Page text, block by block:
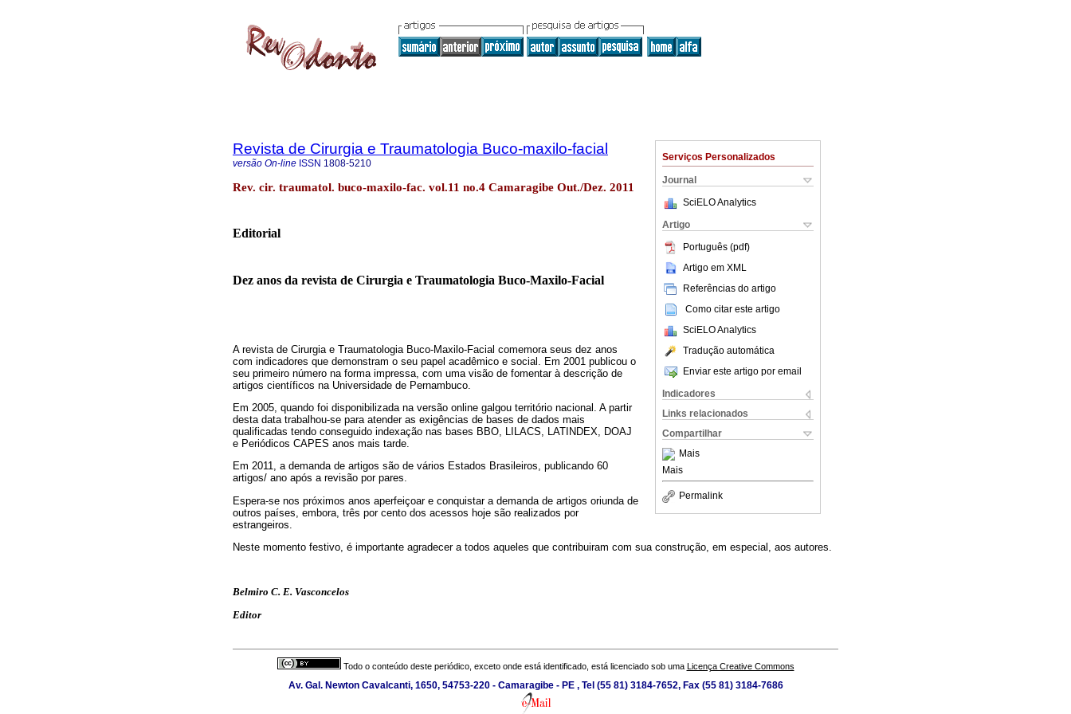
Serviços Personalizados
Journal
SciELO Analytics
Artigo
Português (pdf)
Artigo em XML
Referências do artigo
Como citar este artigo
SciELO Analytics
Tradução automática
Enviar este artigo por email
Indicadores
Links relacionados
Compartilhar
Mais
Mais
Permalink
Revista de Cirurgia e Traumatologia Buco-maxilo-facial
versão On-line ISSN 1808-5210
Rev. cir. traumatol. buco-maxilo-fac. vol.11 no.4 Camaragibe Out./Dez. 2011
Editorial
Dez anos da revista de Cirurgia e Traumatologia Buco-Maxilo-Facial
A revista de Cirurgia e Traumatologia Buco-Maxilo-Facial comemora seus dez anos
com indicadores que demonstram o seu papel acadêmico e social. Em 2001 publicou o
seu primeiro número na forma impressa, com uma visão de fomentar à descrição de
artigos científicos na Universidade de Pernambuco.
Em 2005, quando foi disponibilizada na versão online galgou território nacional. A partir
desta data trabalhou-se para atender as exigências de bases de dados mais
qualificadas tendo conseguido indexação nas bases BBO, LILACS, LATINDEX, DOAJ
e Periódicos CAPES anos mais tarde.
Em 2011, a demanda de artigos são de vários Estados Brasileiros, publicando 60
artigos/ ano após a revisão por pares.
Espera-se nos próximos anos aperfeiçoar e conquistar a demanda de artigos oriunda de
outros países, embora, três por cento dos acessos hoje são realizados por
estrangeiros.
Neste momento festivo, é importante agradecer a todos aqueles que contribuiram com sua construção, em especial, aos autores.
Belmiro C. E. Vasconcelos
Editor
Todo o conteúdo deste periódico, exceto onde está identificado, está licenciado sob uma Licença Creative Commons
Av. Gal. Newton Cavalcanti, 1650, 54753-220 - Camaragibe - PE , Tel (55 81) 3184-7652, Fax (55 81) 3184-7686